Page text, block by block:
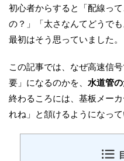
初心者からすると「配線っ
の？」「太さなんてどうで
最初はそう思っていました。
この記事では、なぜ高速信
要」になるのかを、 水道管の
終わるころには、基板メー
れね」と頷けるようになって